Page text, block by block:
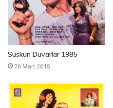
Suskun Duvarlar 1985
26 Mart 2015